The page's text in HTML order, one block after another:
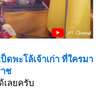
ดพะโล้เจ้าเก่า ที่ใครมา
ช
เลยครับ